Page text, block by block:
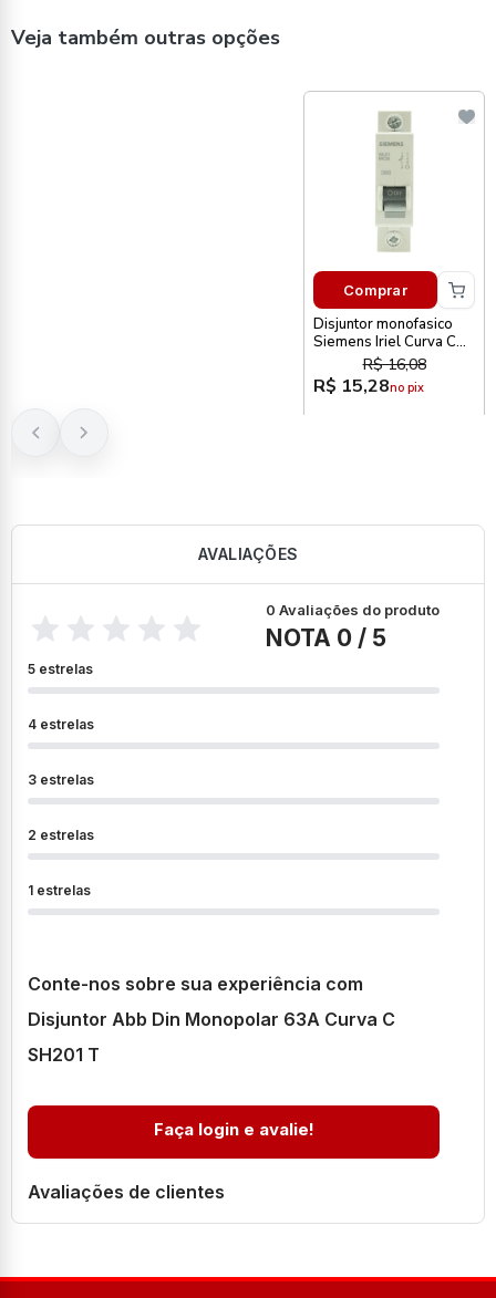
Veja também outras opções
Comprar
Disjuntor monofasico
Siemens Iriel Curva C
R$ 16,08
R$ 15,28no pix
AVALIAÇÕES
0 Avaliações do produto
NOTA 0 / 5
5 estrelas
4 estrelas
3 estrelas
2 estrelas
1 estrelas
Conte-nos sobre sua experiência com
Disjuntor Abb Din Monopolar 63A Curva C
SH201 T
Faça login e avalie!
Avaliações de clientes